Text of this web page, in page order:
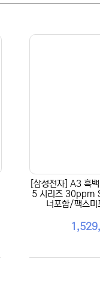
[삼성전자] A3 흑
5 시리즈 30ppm
너포함/팩스